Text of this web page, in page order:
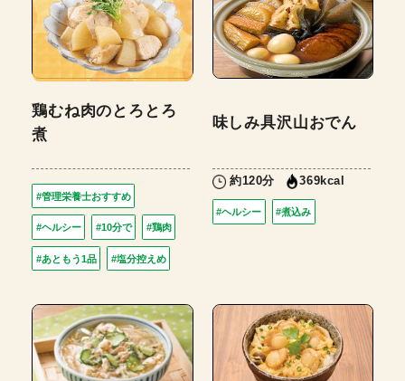
鶏むね肉のとろとろ
煮
#管理栄養士おすすめ
#ヘルシー #10分で #鶏肉
#あともう1品 #塩分控えめ
味しみ具沢山おでん
約120分 369kcal
#ヘルシー #煮込み